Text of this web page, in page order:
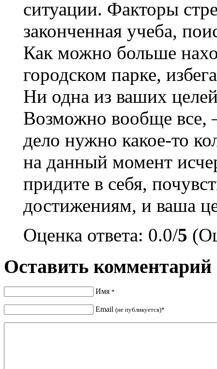
ситуации. Факторы
законченная учеба,
Как можно больше
городском парке,
Ни одна из ваших
Возможно вообще все,
дело нужно какое-то
на данный момент
придите в себя,
достижениям, и ваша
Оценка ответа: 0.0/5
Оставить комментарий
Имя *
Email (не публикуется)*